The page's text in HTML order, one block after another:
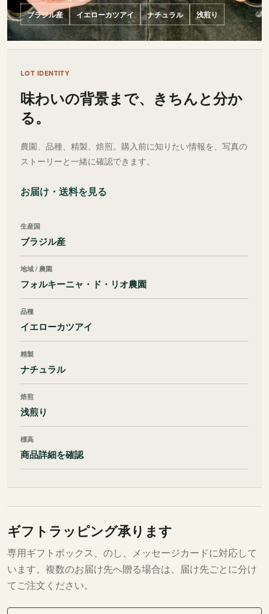
ブラジル産 イエローカツアイ ナチュラル 浅煎り
LOT IDENTITY
味わいの背景まで、きちんと分か
る。
農園、品種、精製、焙煎。購入前に知りたい情報を、写真の
ストーリーと一緒に確認できます。
お届け・送料を見る
生産国
ブラジル産
地域 / 農園
フォルキーニャ・ド・リオ農園
品種
イエローカツアイ
精製
ナチュラル
焙煎
浅煎り
標高
商品詳細を確認
ギフトラッピング承ります
専用ギフトボックス、のし、メッセージカードに対応して
います。複数のお届け先へ贈る場合は、届け先ごとに分け
てご注文ください。